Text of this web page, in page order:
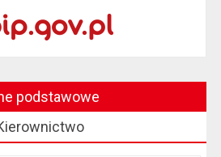
podstawowe